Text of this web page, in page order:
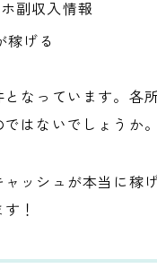
副収入情報
稼げる
なっています。各
はないでしょうか。
ッシュが本当に稼
！